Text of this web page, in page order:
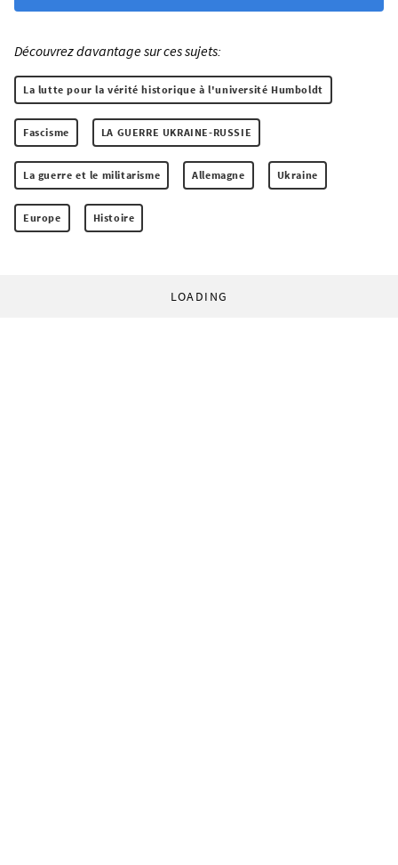
Découvrez davantage sur ces sujets:
La lutte pour la vérité historique à l'université Humboldt
Fascisme LA GUERRE UKRAINE-RUSSIE
La guerre et le militarisme Allemagne Ukraine
Europe Histoire
LOADING